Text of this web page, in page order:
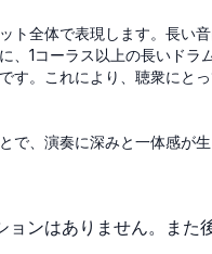
ト全体で表現します。長い
、1コーラス以上の長いドラ
す。これにより、聴衆にと
で、演奏に深みと一体感が
しいアレンジやフィルを加
うな曲を使って、シンプル
ヤーのソロを聞いて、メロ
ョンはありません。また